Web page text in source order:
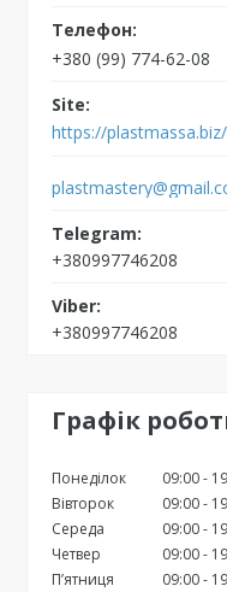
+380 (99) 774-62-08
https://plastmassa.biz/
+380997746208
+380997746208
Графік
Понеділок 09:00
Вівторок
09:00
Середа
09:00
Четвер
09:00
Пʼятниця
09:00